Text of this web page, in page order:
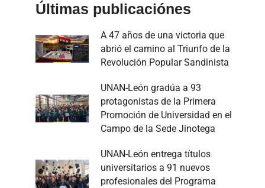
Últimas publicaciónes
A 47 años de una victoria que
abrió el camino al Triunfo de la
Revolución Popular Sandinista
UNAN-León gradúa a 93
protagonistas de la Primera
Promoción de Universidad en el
Campo de la Sede Jinotega
UNAN-León entrega títulos
universitarios a 91 nuevos
profesionales del Programa